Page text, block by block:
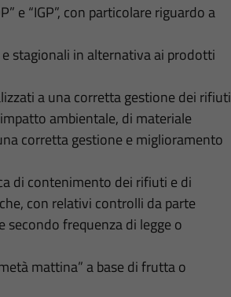
e “IGP”, con particolare riguardo a
stagionali in alternativa ai prodotti
a una corretta gestione dei rifiuti
ambientale, di materiale
corretta gestione e miglioramento
di contenimento dei rifiuti e di
con relativi controlli da parte
secondo frequenza di legge o
mattina” a base di frutta o